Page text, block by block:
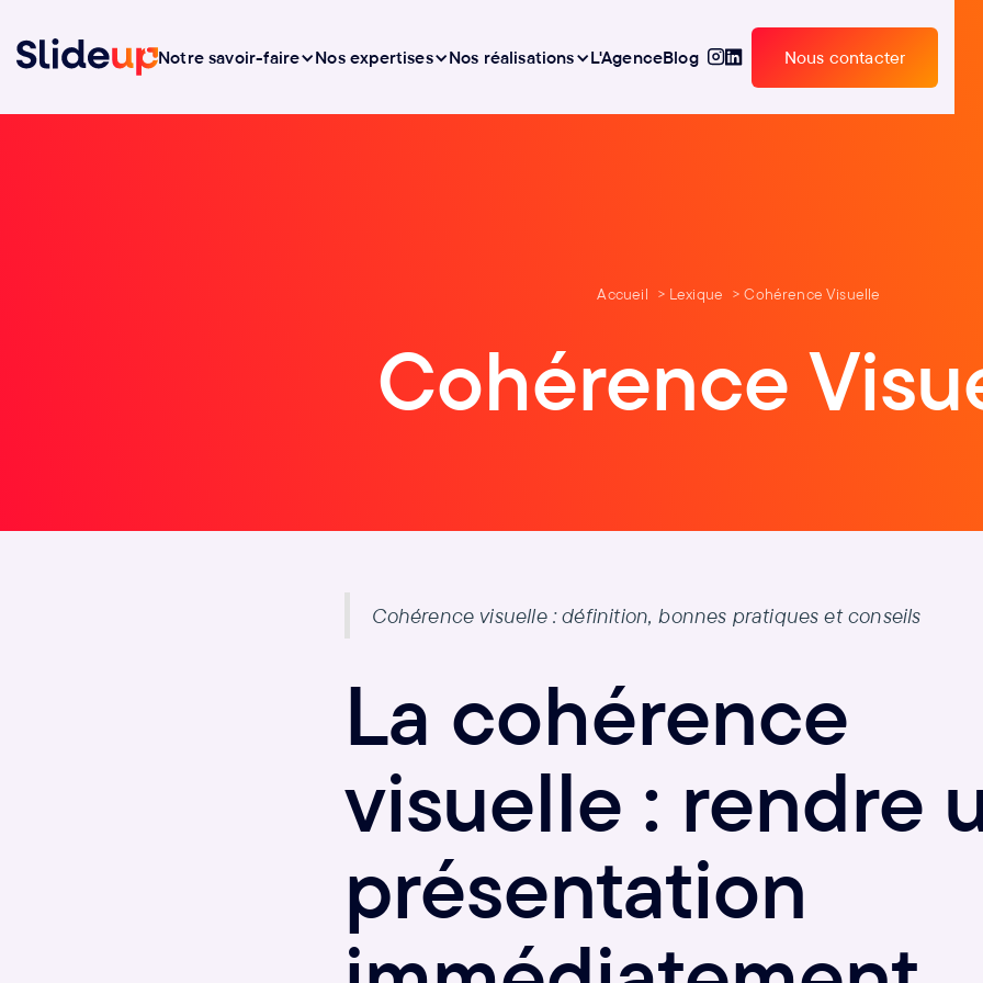
Notre savoir-faire Nos expertises Nos réalisations L'AgenceBlog
Nous contacter
Accueil Lexique Cohérence Visuelle
Cohérence
Cohérence visuelle : définition, bonnes pratiques et conseils
La cohérence
visuelle : rendre
présentation